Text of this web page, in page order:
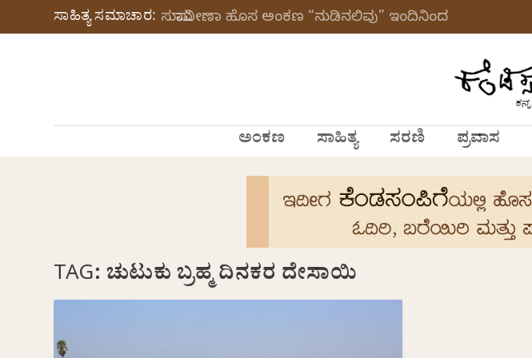
ಸಾಹಿತ್ಯ ಸಮಾಚಾರ: ಸುಮಾವೀಣಾ ಹೊಸ ಅಂಕಣ “ನುಡಿನಲಿವು” ಇಂದಿನಿಂದ
ಅಂಕಣ ಸಾಹಿತ್ಯ ಸರಣಿ ಪ್ರವಾಸ
TAG: ಚುಟುಕು ಬ್ರಹ್ಮ ದಿನಕರ ದೇಸಾಯಿ